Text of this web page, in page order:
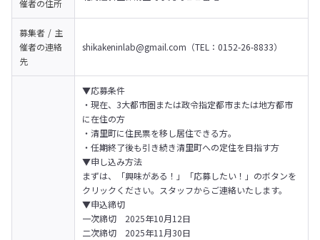
催者の住所
募集者 / 主
催者の連絡
先
shikakeninlab@gmail.com（TEL：0152-26-8833）
▼応募条件
・現在、3大都市圏または政令指定都市または地方都市
に在住の方
・清里町に住民票を移し居住できる方。
・任期終了後も引き続き清里町への定住を目指す方
▼申し込み方法
まずは、「興味がある！」「応募したい！」のボタンを
クリックください。スタッフからご連絡いたします。
▼申込締切
一次締切　2025年10月12日
二次締切　2025年11月30日